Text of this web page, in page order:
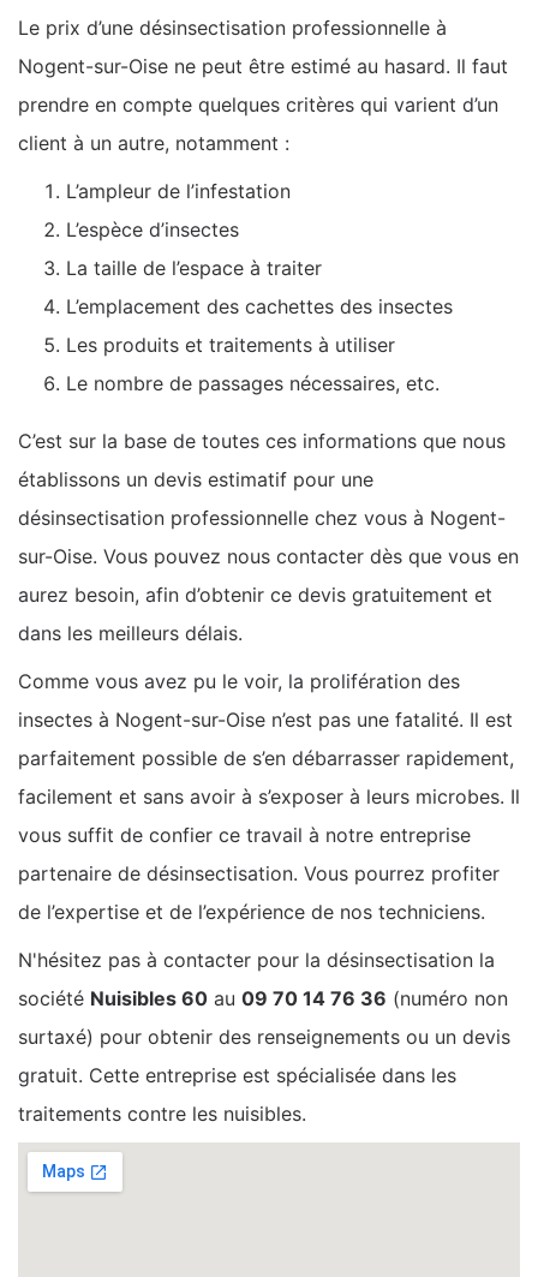
Le prix d’une désinsectisation professionnelle à
Nogent-sur-Oise ne peut être estimé au hasard. Il faut
prendre en compte quelques critères qui varient d’un
client à un autre, notamment :
L’ampleur de l’infestation
L’espèce d’insectes
La taille de l’espace à traiter
L’emplacement des cachettes des insectes
Les produits et traitements à utiliser
Le nombre de passages nécessaires, etc.
C’est sur la base de toutes ces informations que nous
établissons un devis estimatif pour une
désinsectisation professionnelle chez vous à Nogent-
sur-Oise. Vous pouvez nous contacter dès que vous en
aurez besoin, afin d’obtenir ce devis gratuitement et
dans les meilleurs délais.
Comme vous avez pu le voir, la prolifération des
insectes à Nogent-sur-Oise n’est pas une fatalité. Il est
parfaitement possible de s’en débarrasser rapidement,
facilement et sans avoir à s’exposer à leurs microbes. Il
vous suffit de confier ce travail à notre entreprise
partenaire de désinsectisation. Vous pourrez profiter
de l’expertise et de l’expérience de nos techniciens.
N'hésitez pas à contacter pour la désinsectisation la
société Nuisibles 60 au 09 70 14 76 36 (numéro non
surtaxé) pour obtenir des renseignements ou un devis
gratuit. Cette entreprise est spécialisée dans les
traitements contre les nuisibles.